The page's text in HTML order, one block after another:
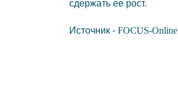
сдержать ее рост.
Источник - FOCUS-Online